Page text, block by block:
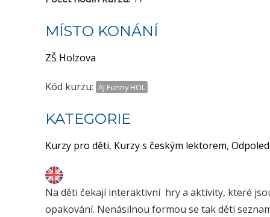
MÍSTO KONÁNÍ
ZŠ Holzova
Kód kurzu: AJ Funny HOL
KATEGORIE
Kurzy pro děti, Kurzy s českým lektorem,
Na děti čekají interaktivní hry a aktivity, které
opakování. Nenásilnou formou se tak děti